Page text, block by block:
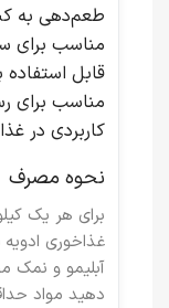
طعم‌دهی به
مناسب برای
قابل
مناسب برای
کاربردی در
نحوه مصرف
غذاخوری ادویه
آبلیمو و نمک